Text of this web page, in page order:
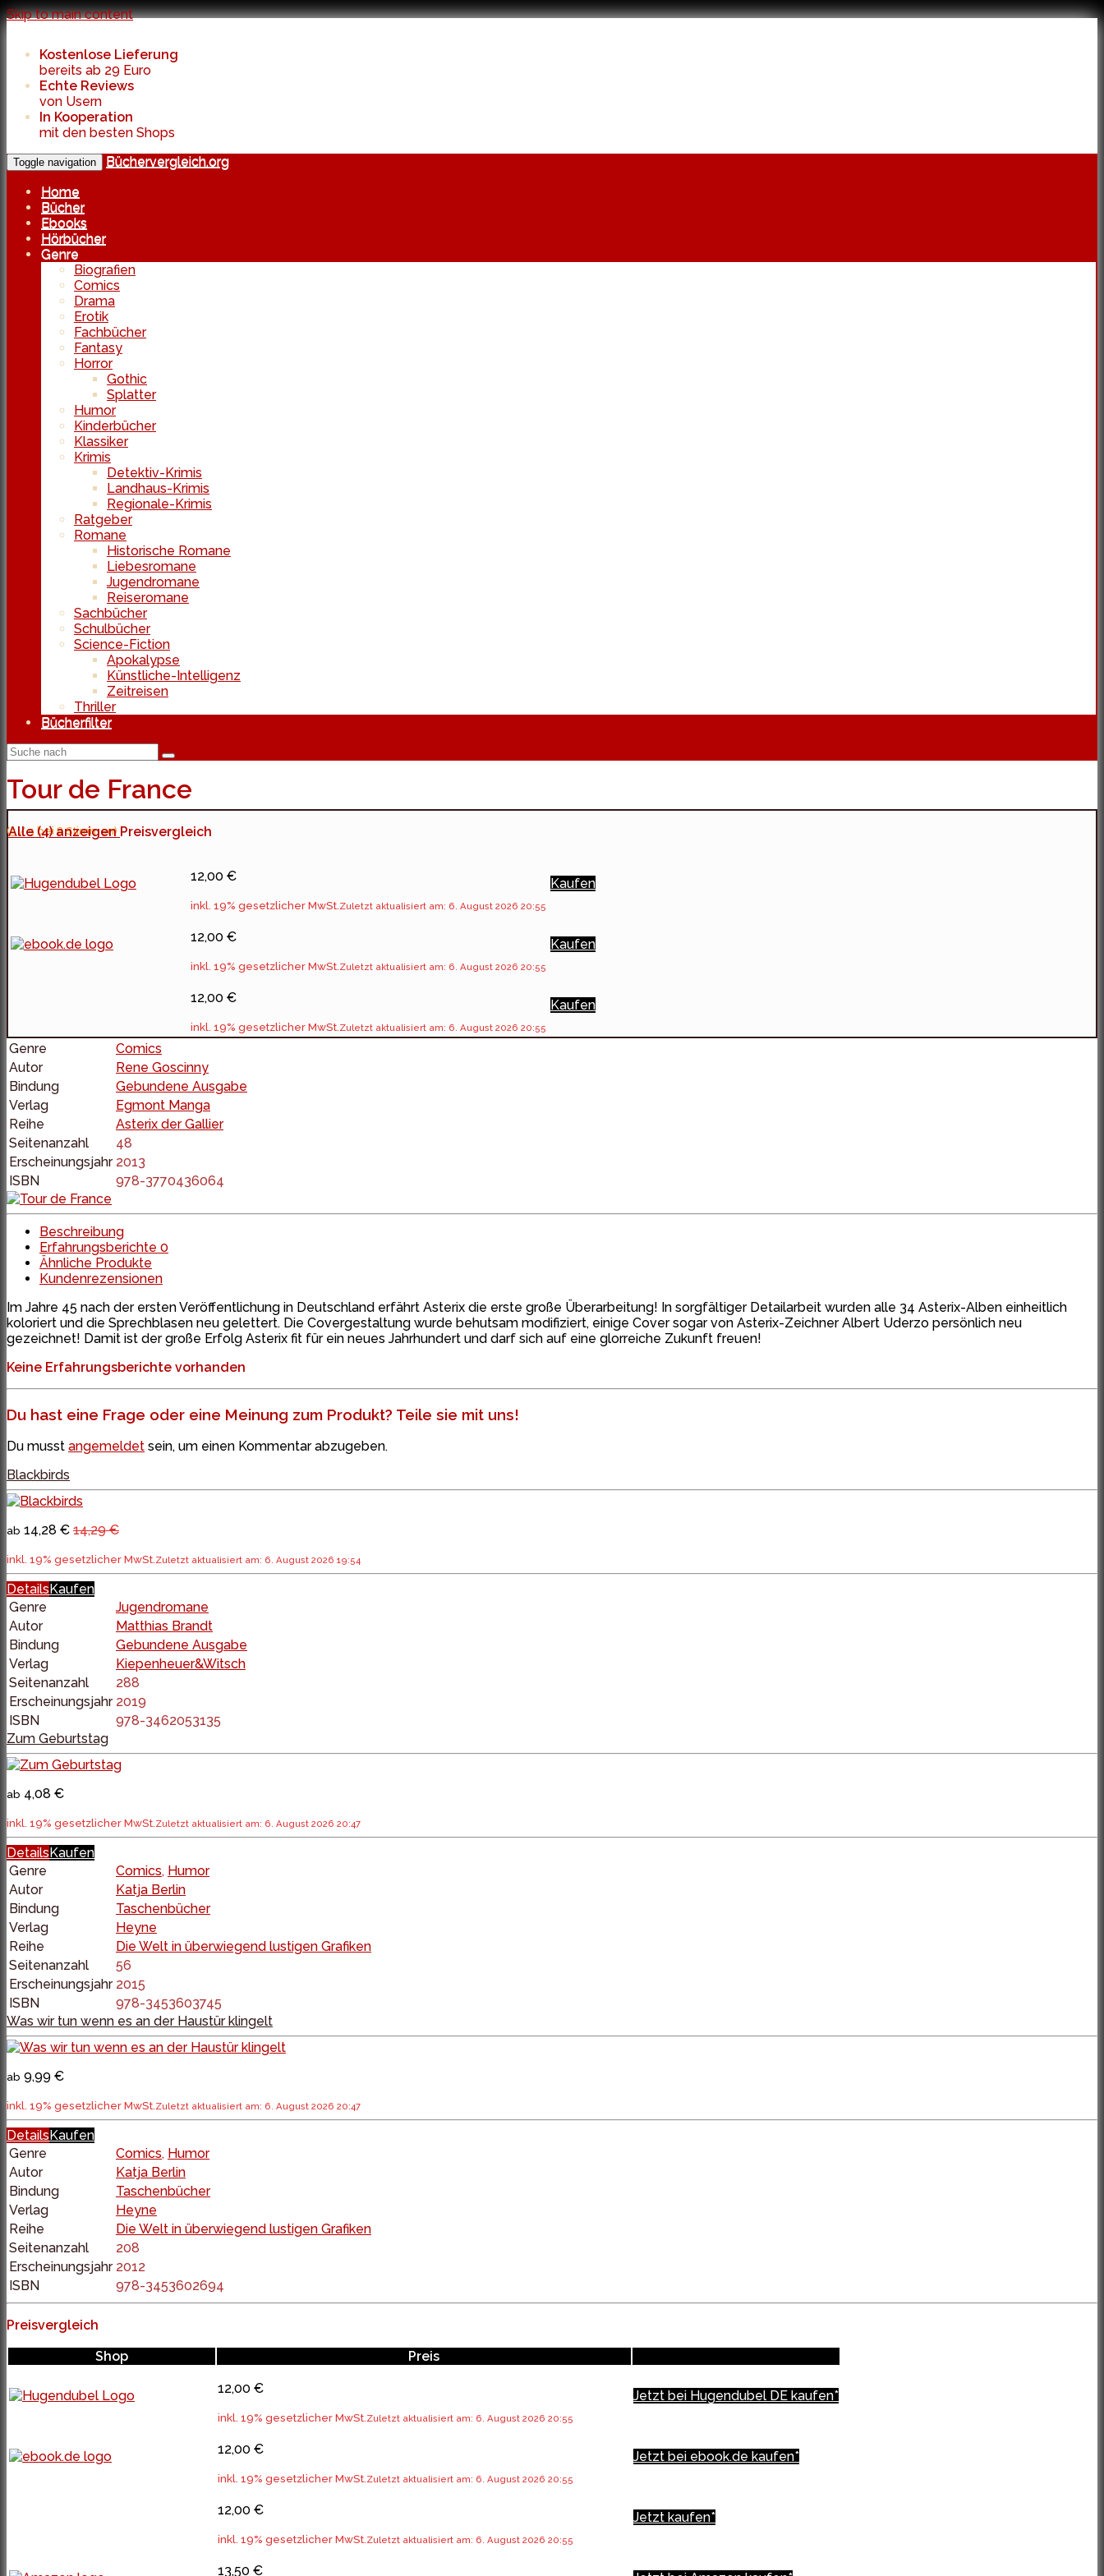
Skip to main content
Kostenlose Lieferung
bereits ab 29 Euro
Echte Reviews
von Usern
In Kooperation
mit den besten Shops
Toggle navigation
Büchervergleich.org
Home
Bücher
Ebooks
Hörbücher
Genre
Biografien
Comics
Drama
Erotik
Fachbücher
Fantasy
Horror
Gothic
Splatter
Humor
Kinderbücher
Klassiker
Krimis
Detektiv-Krimis
Landhaus-Krimis
Regionale-Krimis
Ratgeber
Romane
Historische Romane
Liebesromane
Jugendromane
Reiseromane
Sachbücher
Schulbücher
Science-Fiction
Apokalypse
Künstliche-Intelligenz
Zeitreisen
Thriller
Bücherfilter
Tour de France
(5 / 5 bei 8 Stimmen)
Alle (4) anzeigen Preisvergleich
12,00 €
inkl. 19% gesetzlicher MwSt. Zuletzt aktualisiert am: 6. August 2026 20:55
Kaufen
12,00 €
inkl. 19% gesetzlicher MwSt. Zuletzt aktualisiert am: 6. August 2026 20:55
Kaufen
12,00 €
inkl. 19% gesetzlicher MwSt. Zuletzt aktualisiert am: 6. August 2026 20:55
Kaufen
Genre
Comics
Autor
Rene Goscinny
Bindung
Gebundene Ausgabe
Verlag
Egmont Manga
Reihe
Asterix der Gallier
Seitenanzahl
48
Erscheinungsjahr 2013
ISBN
978-3770436064
Beschreibung
Erfahrungsberichte 0
Ähnliche Produkte
Kundenrezensionen
Im Jahre 45 nach der ersten Veröffentlichung in Deutschland erfährt Asterix die erste große Überarbeitung! In sorgfältiger Detailarbeit wurden alle 34 Asterix-Alben einheitlich
koloriert und die Sprechblasen neu gelettert. Die Covergestaltung wurde behutsam modifiziert, einige Cover sogar von Asterix-Zeichner Albert Uderzo persönlich neu
gezeichnet! Damit ist der große Erfolg Asterix fit für ein neues Jahrhundert und darf sich auf eine glorreiche Zukunft freuen!
Keine Erfahrungsberichte vorhanden
Du hast eine Frage oder eine Meinung zum Produkt? Teile sie mit uns!
Du musst angemeldet sein, um einen Kommentar abzugeben.
Blackbirds
ab 14,28 € 14,29 €
inkl. 19% gesetzlicher MwSt.Zuletzt aktualisiert am: 6. August 2026 19:54
Details Kaufen
Genre
Jugendromane
Autor
Matthias Brandt
Bindung
Gebundene Ausgabe
Verlag
Kiepenheuer&Witsch
Seitenanzahl
288
Erscheinungsjahr 2019
ISBN
978-3462053135
Zum Geburtstag
ab 4,08 €
inkl. 19% gesetzlicher MwSt.Zuletzt aktualisiert am: 6. August 2026 20:47
Details Kaufen
Genre
Comics, Humor
Autor
Katja Berlin
Bindung
Taschenbücher
Verlag
Heyne
Reihe
Die Welt in überwiegend lustigen Grafiken
Seitenanzahl
56
Erscheinungsjahr 2015
ISBN
978-3453603745
Was wir tun wenn es an der Haustür klingelt
ab 9,99 €
inkl. 19% gesetzlicher MwSt.Zuletzt aktualisiert am: 6. August 2026 20:47
Details Kaufen
Genre
Comics, Humor
Autor
Katja Berlin
Bindung
Taschenbücher
Verlag
Heyne
Reihe
Die Welt in überwiegend lustigen Grafiken
Seitenanzahl
208
Erscheinungsjahr 2012
ISBN
978-3453602694
Preisvergleich
Shop
Preis
12,00 €
inkl. 19% gesetzlicher MwSt.Zuletzt aktualisiert am: 6. August 2026 20:55
Jetzt bei Hugendubel DE kaufen*
12,00 €
inkl. 19% gesetzlicher MwSt.Zuletzt aktualisiert am: 6. August 2026 20:55
Jetzt bei ebook.de kaufen*
12,00 €
inkl. 19% gesetzlicher MwSt.Zuletzt aktualisiert am: 6. August 2026 20:55
Jetzt kaufen*
13,50 €